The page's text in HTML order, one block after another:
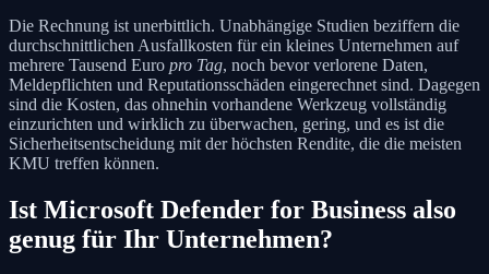
Die Rechnung ist unerbittlich. Unabhängige Studien beziffern die
durchschnittlichen Ausfallkosten für ein kleines Unternehmen auf
mehrere Tausend Euro pro Tag, noch bevor verlorene Daten,
Meldepflichten und Reputationsschäden eingerechnet sind. Dagegen
sind die Kosten, das ohnehin vorhandene Werkzeug vollständig
einzurichten und wirklich zu überwachen, gering, und es ist die
Sicherheitsentscheidung mit der höchsten Rendite, die die meisten
KMU treffen können.
Ist Microsoft Defender for Business also
genug für Ihr Unternehmen?